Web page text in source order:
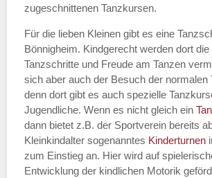
zugeschnittenen Tanzkursen.
Für die lieben Kleinen gibt es eine
Bönnigheim. Kindgerecht werden dort
Tanzschritte und Freude am Tanzen
sich aber auch der Besuch der normalen
denn dort gibt es auch spezielle
Jugendliche. Wenn es nicht gleich ein
dann bietet z.B. der Sportverein bereits
Kleinkindalter sogenanntes Kinderturnen
zum Einstieg an. Hier wird auf
Entwicklung der kindlichen Motorik